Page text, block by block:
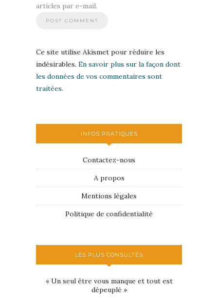
articles par e-mail.
Ce site utilise Akismet pour réduire les
indésirables. En savoir plus sur la façon dont
les données de vos commentaires sont
traitées.
INFOS PRATIQUES
Contactez-nous
A propos
Mentions légales
Politique de confidentialité
LES PLUS CONSULTÉS
« Un seul être vous manque et tout est
dépeuplé »